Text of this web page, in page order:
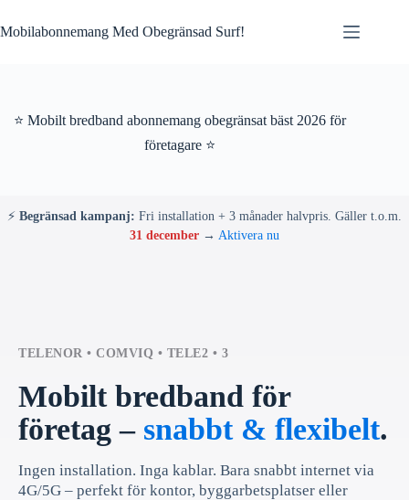
to
content
Mobilabonnemang Med Obegränsad Surf!
⭐ Mobilt bredband abonnemang obegränsat bäst 2026 för
företagare ⭐
⚡ Begränsad kampanj: Fri installation + 3 månader halvpris. Gäller t.o.m.
31 december → Aktivera nu
TELENOR • COMVIQ • TELE2 • 3
Mobilt bredband för
företag – snabbt & flexibelt.
Ingen installation. Inga kablar. Bara snabbt internet via
4G/5G – perfekt för kontor, byggarbetsplatser eller